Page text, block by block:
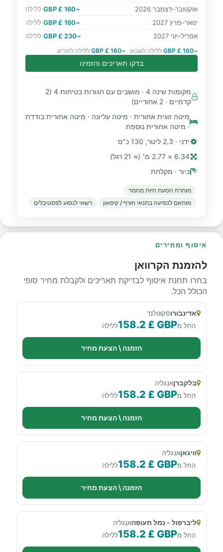
אוקטובר–דצמבר 2026
~160 £ GBP
ללילה
ינואר–מרץ 2027
~160 £ GBP
ללילה
אפריל–יוני 2027
~230 £ GBP ללילה
~160 £ GBP ללילה לשבוע · ~160 £ GBP ללילה לחודש
בדקו תאריכים והזמינו
מקומות שינה 4 · מושבים עם חגורות בטיחות 4 (2
קדמיים · 2 אחוריים)
מיטה זוגית אחורית · מיטה עליונה · מיטה אחורית בודדת
· מיטה אחורית נוספת
ידני · 2.3 ליטר, 130 כ"ס
6.34 × 2.77 מ׳ (≈ 21 רגל)
כיור · מקלחת
מותרת הסעת חיות מחמד
מותאם לנסיעה בתנאי חורף / קיפאון
רשאי לנסוע לפסטיבלים
איסוף ומחירים
להזמנת הקרוואן
בחרו תחנת איסוף לבדיקת תאריכים ולקבלת מחיר סופי
הכולל הכל.
אדינבורוסקוטלנד
החל מ158.2 £ GBPללילה
הזמנה \ הצעת מחיר
בלקברןאנגליה
החל מ158.2 £ GBPללילה
הזמנה \ הצעת מחיר
וויגאןאנגליה
החל מ158.2 £ GBPללילה
הזמנה \ הצעת מחיר
ליברפול - נמל תעופהאנגליה
החל מ158.2 £ GBPללילה